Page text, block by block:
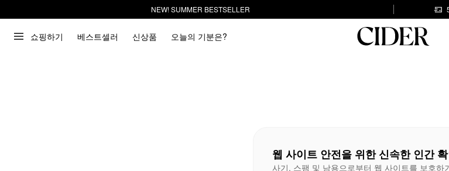
NEW! SUMMER BESTSELLER
쇼핑하기 베스트셀러 신상품 오늘의 기분은?
웹 사이트 안전을 위한 신속한 인간
사기, 스팸 및 남용으로부터 웹 사이트를 보호하